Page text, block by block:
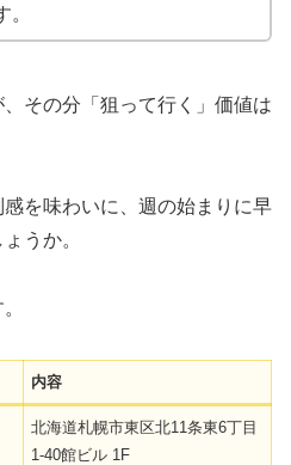
その分「狙って行く」価値は
を味わいに、週の始まりに早
うか。
内容
北海道札幌市東区北11条東6丁目
1-40館ビル 1F